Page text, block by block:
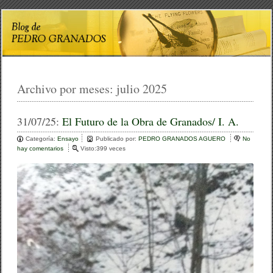
Archivo por meses: julio 2025
31/07/25:El Futuro de la Obra de Granados/ I. A.
Categoría:Ensayo Publicado por:PEDRO GRANADOS AGUERO
No
hay comentarios
E
l
F
u
t
u
r
o
d
e
l
Visto:399 veces